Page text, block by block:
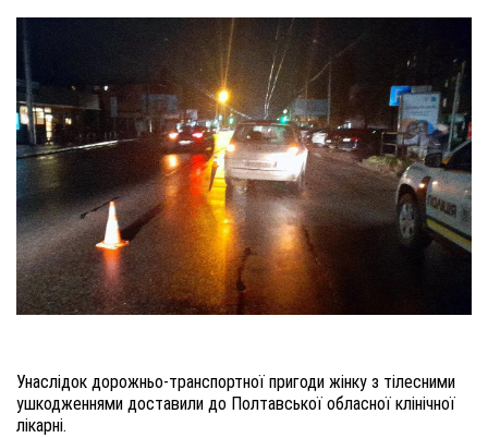
Унаслідок дорожньо-транспортної пригоди жінку з тілесними
ушкодженнями доставили до Полтавської обласної клінічної
лікарні.